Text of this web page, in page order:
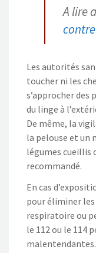
A lire
Les autorités
toucher ni les
s’approcher des
du linge à
De même, la
la pelouse et un
légumes cueillis
recommandé.
En cas
pour éliminer
respiratoire ou
le 112 ou le 114
malentendantes.